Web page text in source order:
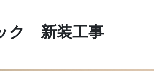
ク 新装工事